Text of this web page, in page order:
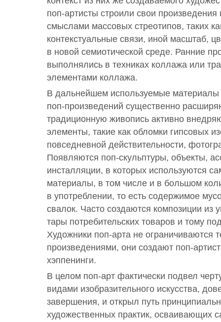
поп-артисты строили свои произведения
смыслами массовых стреотипов, таких
контекстуальные связи, иной масштаб,
в новой семиотической среде. Ранние
выполнялись в техниках коллажа или
элементами коллажа.
В дальнейшем используемые материалы
поп-произведений существенно
традиционную живопись активно
элементы, такие как обломки гипсовых
повседневной действительности,
Появляются поп-скульптуры, объекты,
инсталляции, в которых используются
материалы, в том числе и в большом
в употреблении, то есть содержимое
свалок. Часто создаются композиции из
тары потребительских товаров и тому
Художники поп-арта не ограничиваются
произведениями, они создают поп-
хэппенинги.
В целом поп-арт фактически подвел
видами изобразительного искусства,
завершения, и открыл путь
художественных практик, осваивающих